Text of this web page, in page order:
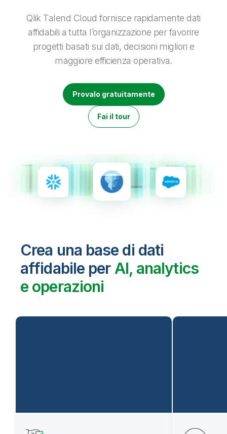
Documentazione di prodotto
Sedi nel mondo
Talend
Qlik Talend Cloud fornisce rapidamente dati
affidabili a tutta l’organizzazione per favorire
progetti basati sui dati, decisioni migliori e
maggiore efficienza operativa.
Provalo gratuitamente
Fai il tour
Crea una base di dati
affidabile per AI, analytics
e operazioni